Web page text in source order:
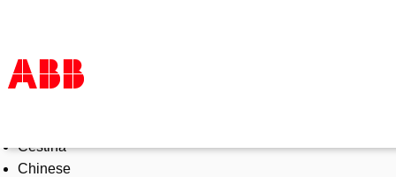
Products & Solutions
Industries
Čeština
Chinese